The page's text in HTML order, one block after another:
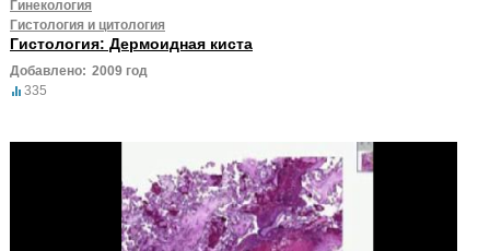
Гинекология
Гистология и цитология
Гистология: Дермоидная киста
Добавлено: 2009 год
335